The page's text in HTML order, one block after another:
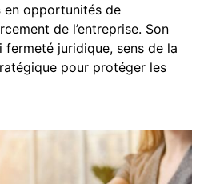
en opportunités de
de l’entreprise. Son
juridique, sens de la
pour protéger les